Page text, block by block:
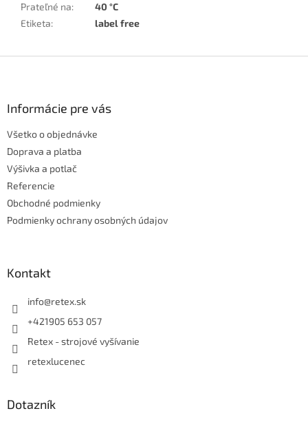
Prateľné na:
40 °C
Etiketa: label free
Informácie pre vás
Všetko o objednávke
Doprava a platba
Výšivka a potlač
Referencie
Obchodné podmienky
Podmienky ochrany osobných údajov
Kontakt
info@retex.sk
+421905 653 057
Retex - strojové vyšívanie
retexlucenec
Dotazník